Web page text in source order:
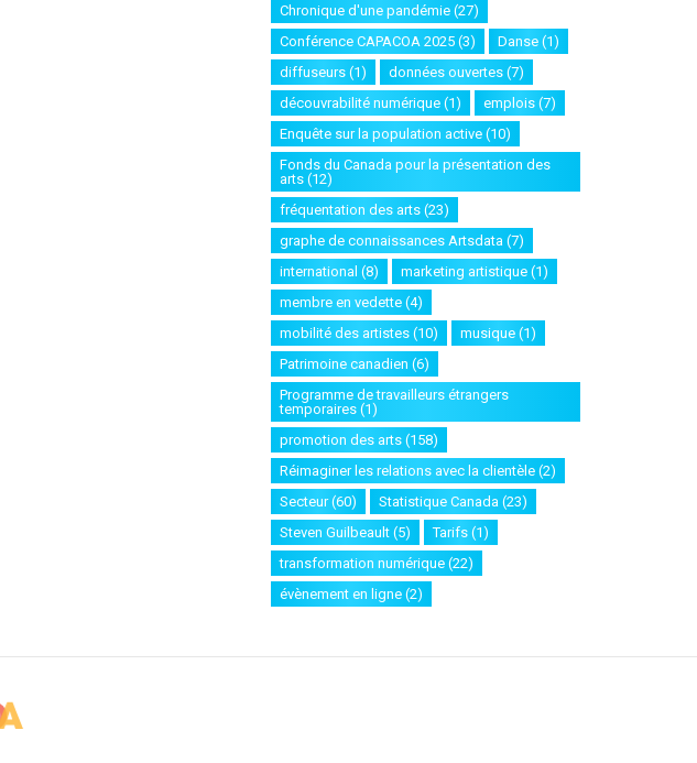
Chronique d'une pandémie(27)
Conférence CAPACOA 2025(3) Danse(1)
diffuseurs(1) données ouvertes(7)
découvrabilité numérique(1) emplois(7)
Enquête sur la population active(10)
Fonds du Canada pour la présentation des
arts(12)
fréquentation des arts(23)
graphe de connaissances Artsdata(7)
international (8) marketing artistique(1)
membre en vedette(4)
mobilité des artistes(10) musique(1)
Patrimoine canadien (6)
Programme de travailleurs étrangers
temporaires(1)
promotion des arts(158)
Réimaginer les relations avec la clientèle(2)
Secteur(60) Statistique Canada(23)
Steven Guilbeault(5) Tarifs(1)
transformation numérique(22)
évènement en ligne(2)